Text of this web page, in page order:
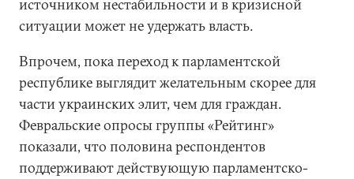
источником нестабильности и в кризисной
ситуации может не удержать власть.
Впрочем, пока переход к парламентской
республике выглядит желательным скорее для
части украинских элит, чем для граждан.
Февральские опросы группы «Рейтинг»
показали, что половина респондентов
поддерживают действующую парламентско-